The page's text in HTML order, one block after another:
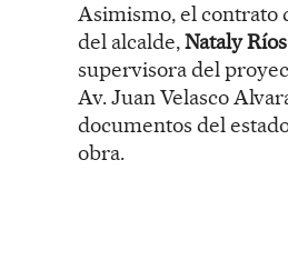
Asimismo, el contrato
del alcalde,Nataly
supervisora del
Av. Juan Velasco
documentos del
obra.